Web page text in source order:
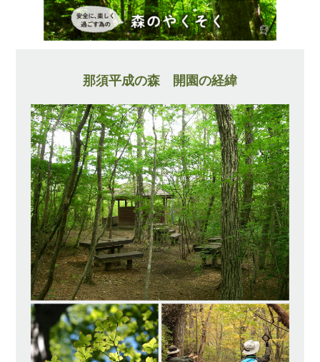
那須平成の森 開園の経緯